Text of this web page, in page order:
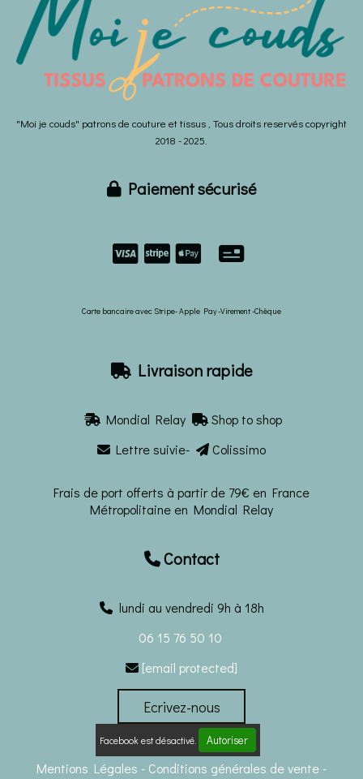
"Moi je couds" patrons de couture et tissus , Tous droits reservés copyright
2018 - 2025.
 Paiement sécurisé
 
Carte bancaire avec Stripe- Apple Pay -Virement -Chèque
 Livraison rapide
 Mondial Relay  Shop to shop
 Lettre suivie-  Colissimo
Frais de port offerts à partir de 79€ en France
Métropolitaine en Mondial Relay
Contact
lundi au vendredi 9h à 18h
06 15 76 50 10
 [email protected]
Ecrivez-nous
Facebook est désactivé. Autoriser
Mentions Légales
Conditions générales de vente